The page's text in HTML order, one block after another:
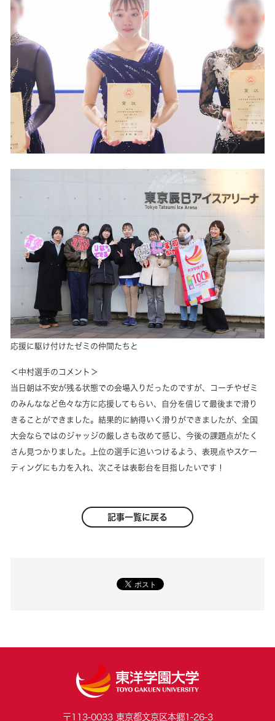
応援に駆け付けたゼミの仲間たちと
＜中村選手のコメント＞
当日朝は不安が残る状態での会場入りだったのですが、コーチやゼミ
のみんななど色々な方に応援してもらい、自分を信じて最後まで滑り
きることができました。結果的に納得いく滑りができましたが、全国
大会ならではのジャッジの厳しさも改めて感じ、今後の課題点がたく
さん見つかりました。上位の選手に追いつけるよう、表現点やスケー
ティングにも力を入れ、次こそは表彰台を目指したいです！
記事一覧に戻る
〒113-0033 東京都文京区本郷1-26-3